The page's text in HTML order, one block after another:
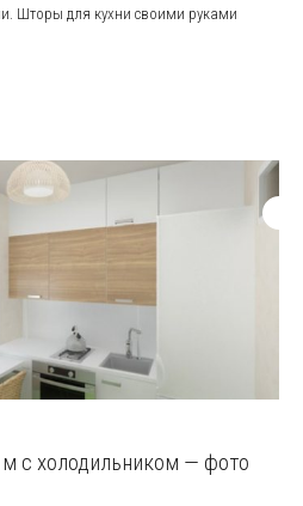
Шторы для кухни своими руками
с холодильником — фото